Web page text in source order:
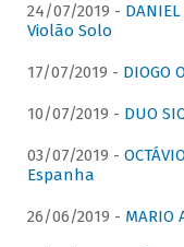
24/07/2019 -
Violão Solo
17/07/2019 - DIOGO
10/07/2019 - DUO
03/07/2019 -
Espanha
26/06/2019 - MARIO